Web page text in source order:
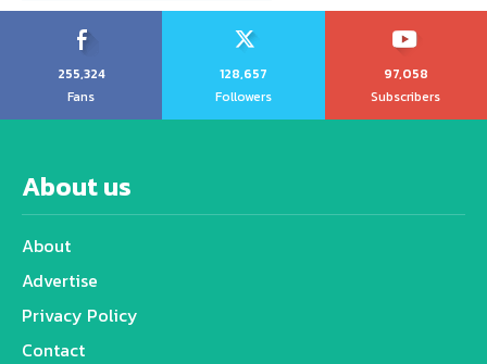
255,324
Fans
128,657
Followers
97,058
Subscribers
About us
About
Advertise
Privacy Policy
Contact